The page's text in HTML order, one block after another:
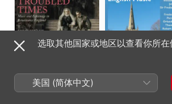
Troubled Times: Music
and Espionage in
Renaissance
Rose Consort of Viols、
Nonsuch Singers
English Music (Live)
Nonsuch Singers
选取其他国家或地区以查看你所
美国 (简体中文)